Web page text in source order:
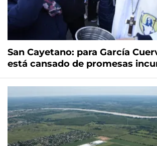
San Cayetano: para García
está cansado de promesas